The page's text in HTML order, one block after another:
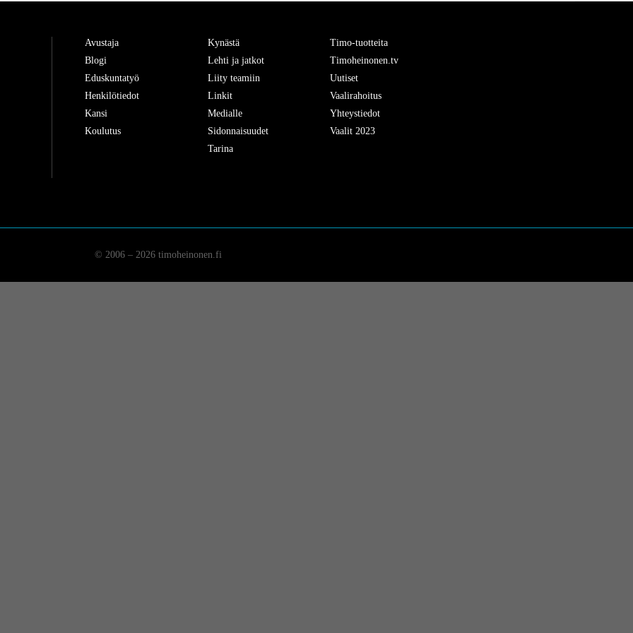
Avustaja
Blogi
Eduskuntatyö
Henkilötiedot
Kansi
Koulutus
Kynästä
Lehti ja jatkot
Liity teamiin
Linkit
Medialle
Sidonnaisuudet
Tarina
Timo-tuotteita
Timoheinonen.tv
Uutiset
Vaalirahoitus
Yhteystiedot
Vaalit 2023
© 2006 – 2026 timoheinonen.fi